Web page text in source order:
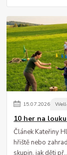
15.07.2026
10 her na
Článek Kateřiny
hřiště nebo
skupin, jak děti